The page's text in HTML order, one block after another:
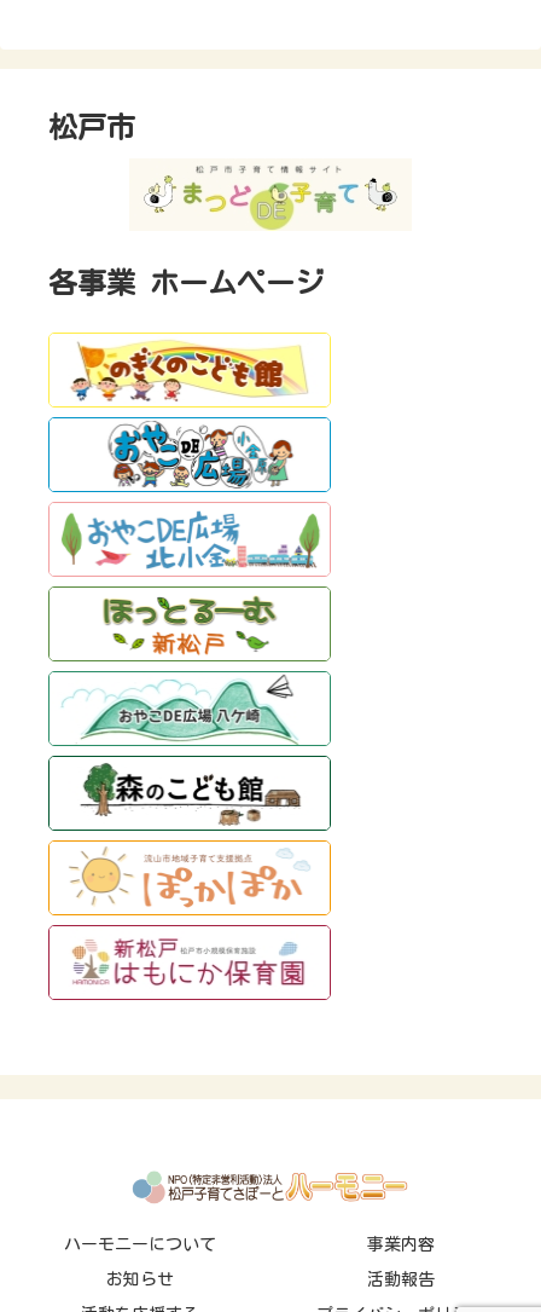
松戸市
各事業 ホームページ
ハーモニーについて 事業内容
お知らせ 活動報告